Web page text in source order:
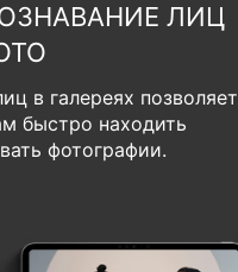
ЛИЦ
в галереях позволяет
быстро находить
фотографии.